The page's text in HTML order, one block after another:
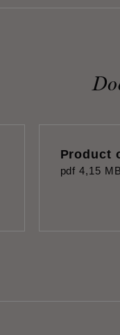
Product
pdf 4,15 MB